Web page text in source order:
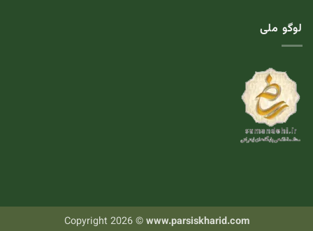
لوگو ملی
Copyright 2026 ©www.parsiskharid.com